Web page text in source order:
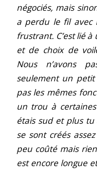
négociés, mais
a perdu le fil avec
frustrant. C’est lié
et de choix de
Nous n’avons
seulement un
pas les mêmes
un trou à
étais sud et plus
se sont créés
peu coûté mais
est encore longue